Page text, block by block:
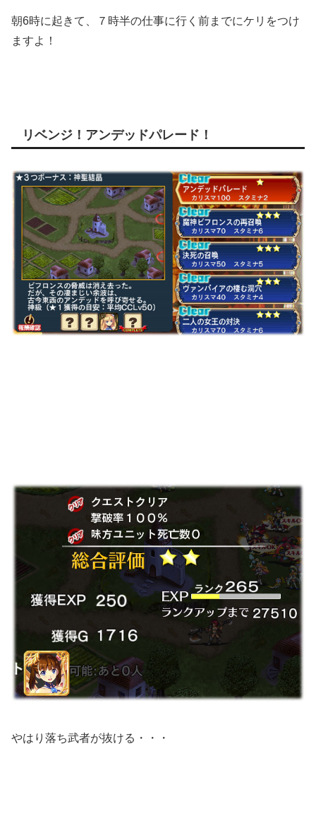
朝6時に起きて、７時半の仕事に行く前までにケリをつけ
ますよ！
リベンジ！アンデッドパレード！
やはり落ち武者が抜ける・・・